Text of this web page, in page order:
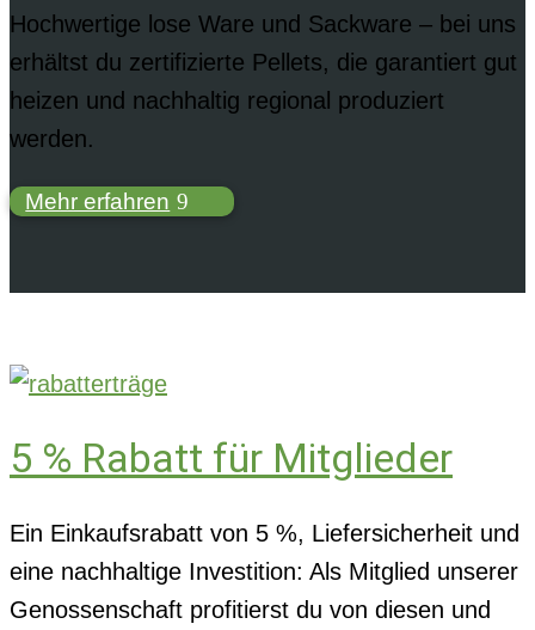
Hochwertige lose Ware und Sackware – bei uns
erhältst du zertifizierte Pellets, die garantiert gut
heizen und nachhaltig regional produziert
werden.
Mehr erfahren
5 % Rabatt für Mitglieder
Ein Einkaufsrabatt von 5 %, Liefersicherheit und
eine nachhaltige Investition: Als Mitglied unserer
Genossenschaft profitierst du von diesen und